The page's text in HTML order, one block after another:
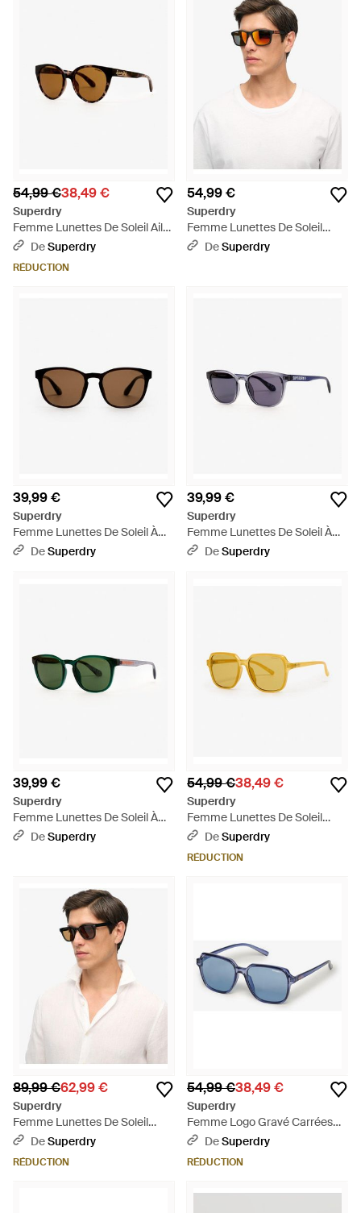
54,99 €38,49 €
Superdry
Femme Lunettes De Soleil Ail-
De-Chat Taille: 1Taille - Marron
DeSuperdry
RÉDUCTION
54,99 €
Superdry
Femme Lunettes De Soleil
Carrées Taille: 1Taille - Noir
DeSuperdry
39,99 €
Superdry
Femme Lunettes De Soleil À
Verres Ronds Taille: 1Taille -
DeSuperdry
39,99 €
Superdry
Femme Lunettes De Soleil À
Verres Ronds Taille: 1Taille -
DeSuperdry
39,99 €
Superdry
Femme Lunettes De Soleil À
Verres Ronds - Vert
DeSuperdry
54,99 €38,49 €
Superdry
Femme Lunettes De Soleil
Carrées Overtaille Taille: 1Taille
- Jaune
DeSuperdry
RÉDUCTION
89,99 €62,99 €
Superdry
Femme Lunettes De Soleil
Rétro Carrées Taille: 1Taille -
Marron
DeSuperdry
RÉDUCTION
54,99 €38,49 €
Superdry
Femme Logo Gravé Carrées
Oversize Lunettes De Soleil -
Bleu
DeSuperdry
RÉDUCTION